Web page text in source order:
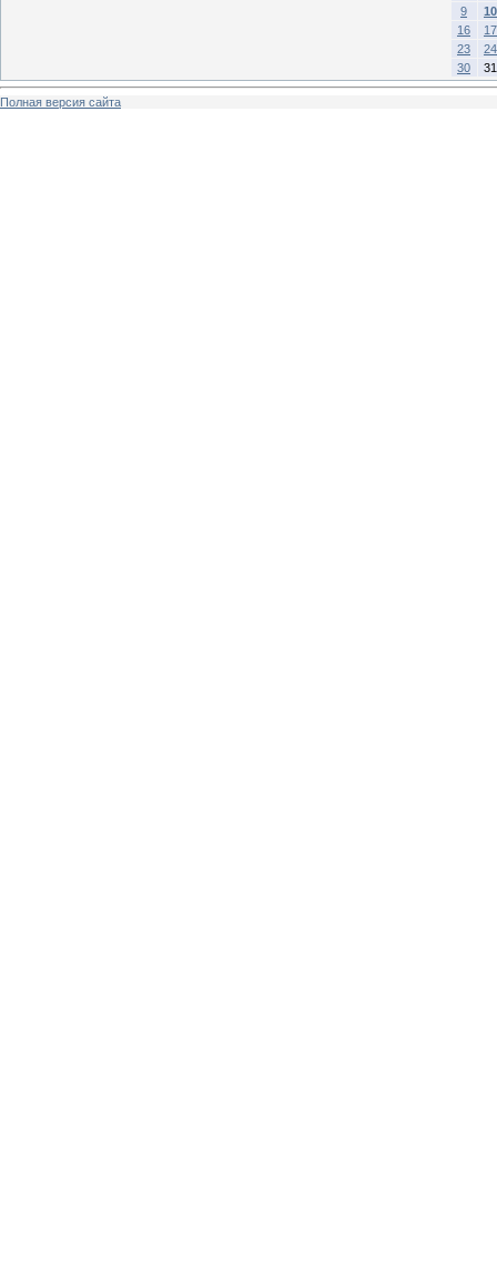
9
10
16
17
23
24
30
31
Полная версия сайта